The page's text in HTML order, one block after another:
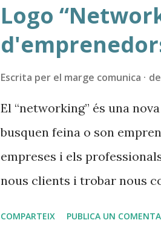
amb les quals interactuem
sempre recomanable que
l'essència del que oferim i
Logo
Escrita per el marge comunica
El “networking” és una
busquen feina o son
empreses i els
nous clients i trobar nous
COMPARTEIX PUBLICA UN